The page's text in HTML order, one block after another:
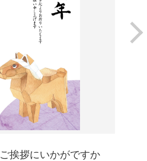
挨拶にいかがですか